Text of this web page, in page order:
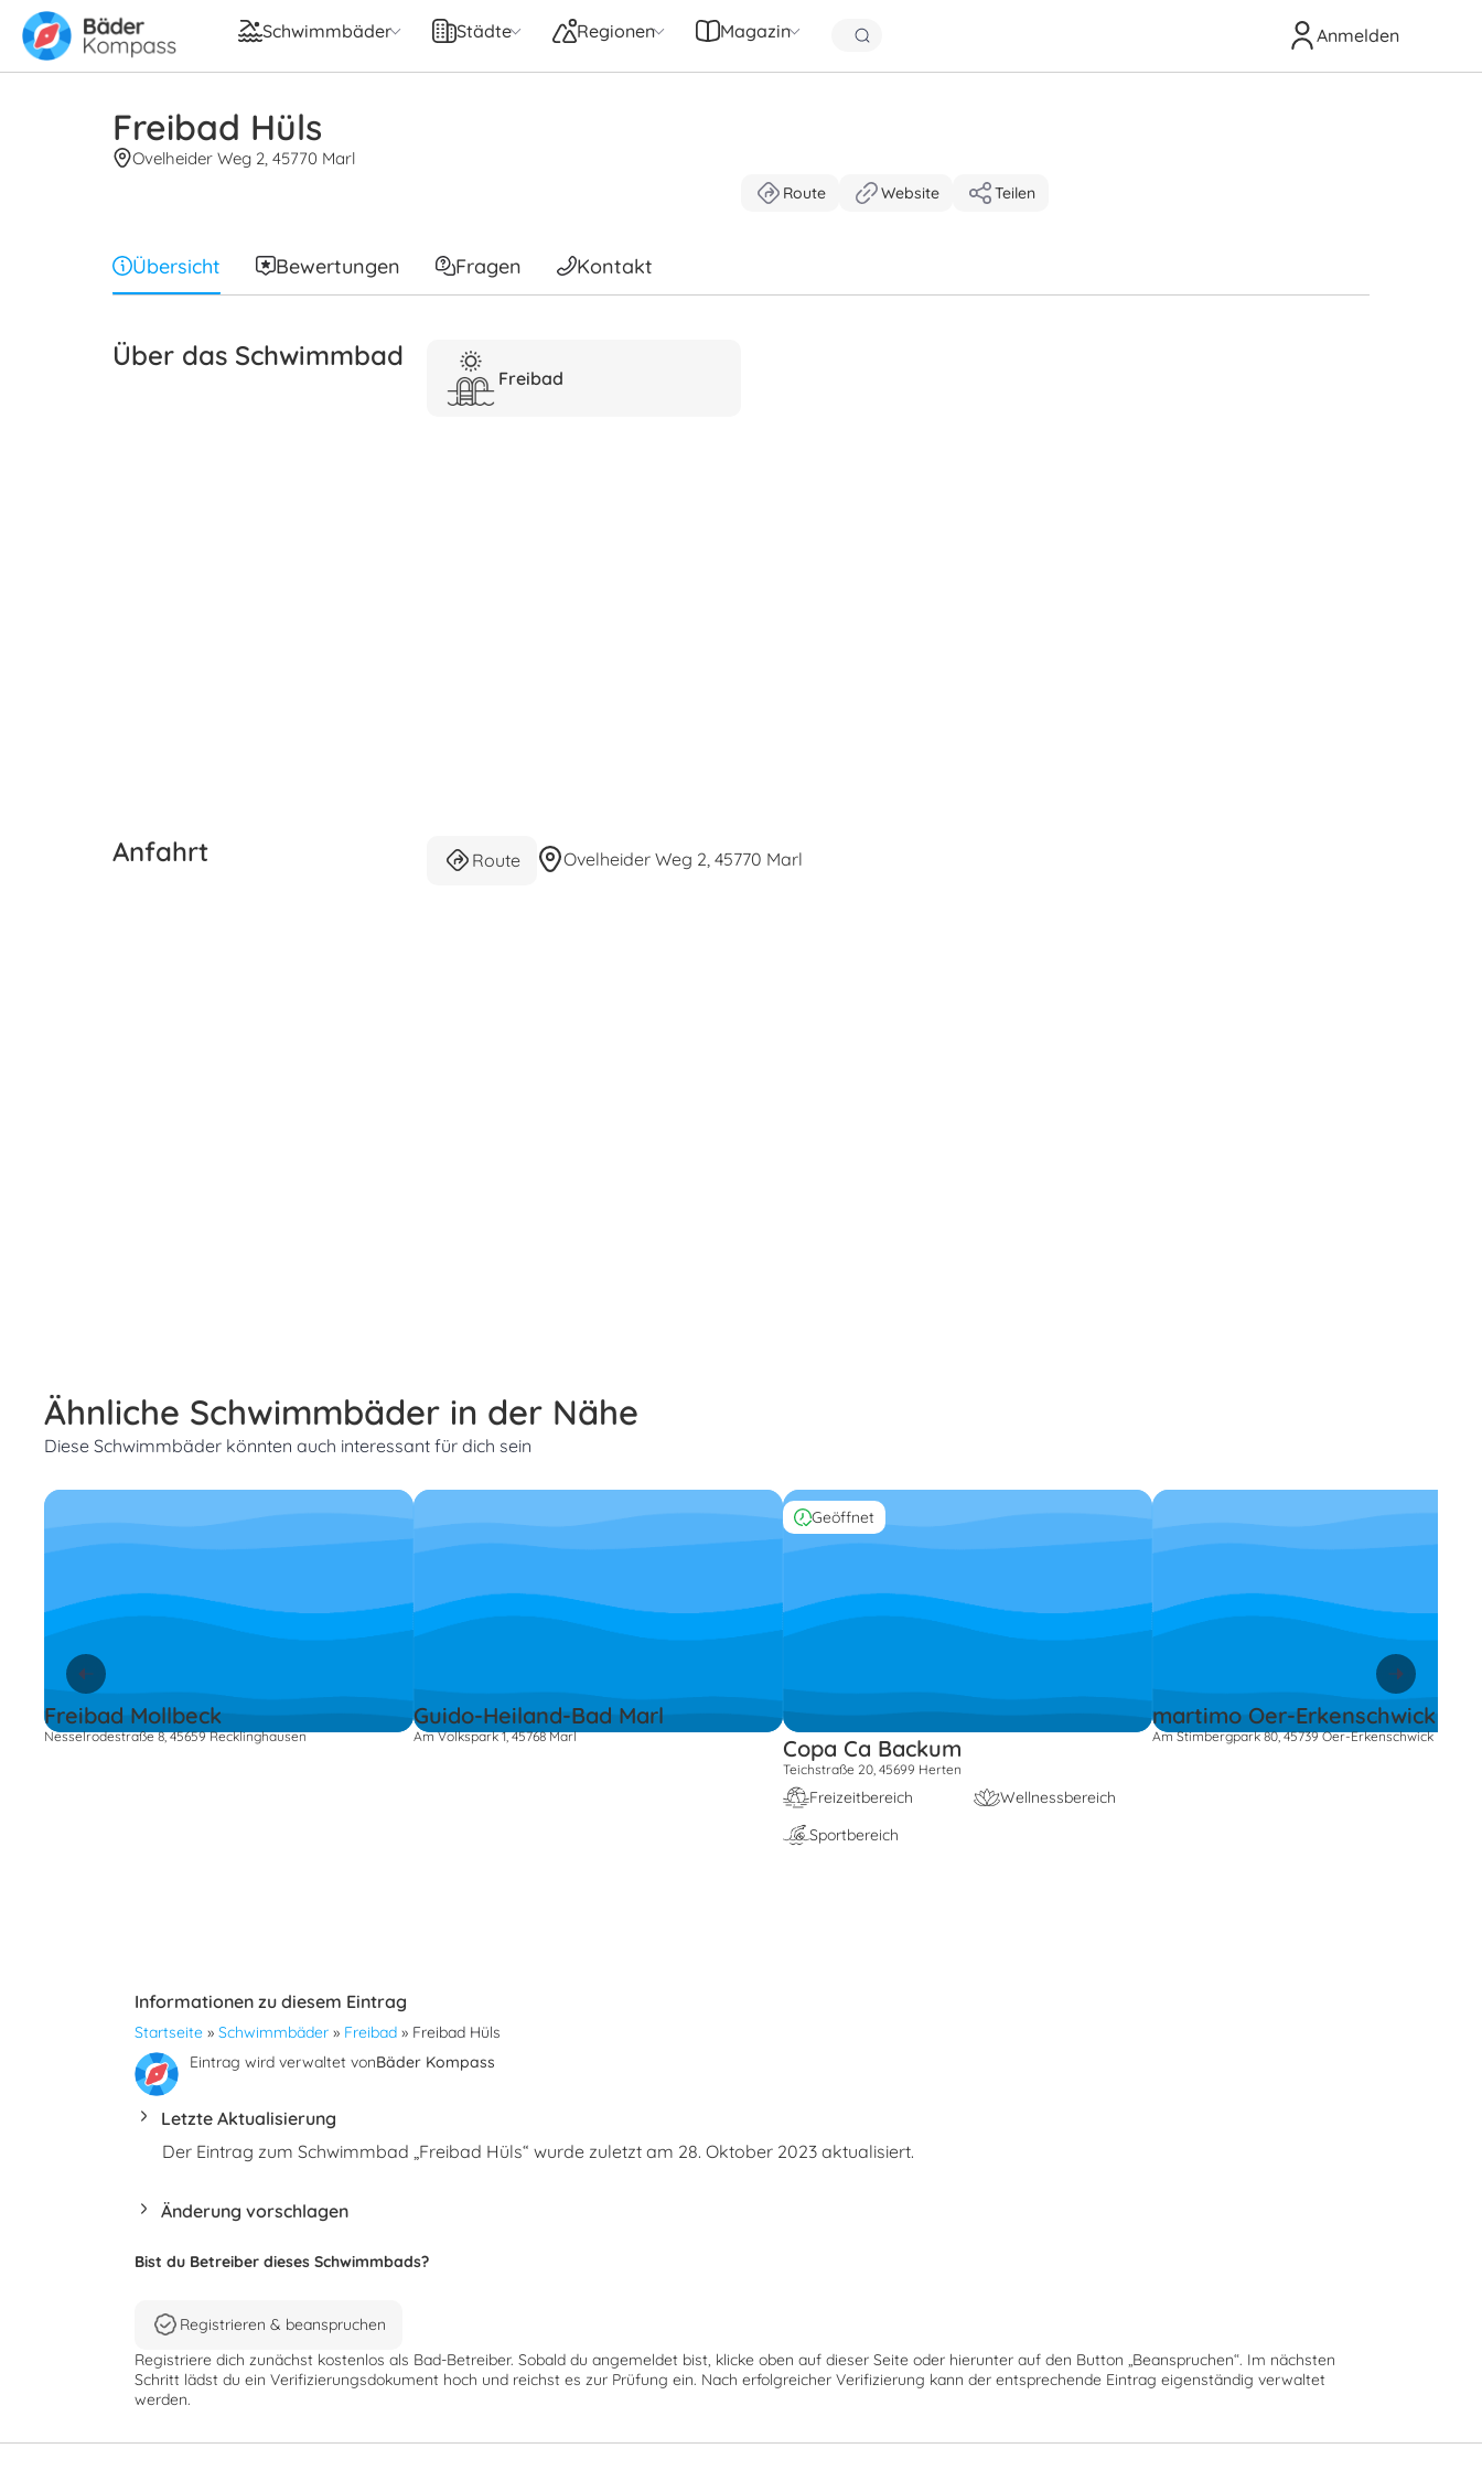
Schwimmbäder Städte Regionen Magazin Anmelden
Freibad Hüls
Ovelheider Weg 2, 45770 Marl
Route Website Teilen
Übersicht Bewertungen Fragen Kontakt
Über das Schwimmbad
Freibad
Anfahrt Route Ovelheider Weg 2, 45770 Marl
Ähnliche Schwimmbäder in der Nähe
Diese Schwimmbäder könnten auch interessant für dich sein
Freibad Mollbeck
Nesselrodestraße 8, 45659 Recklinghausen
Guido-Heiland-Bad Marl
Am Volkspark 1, 45768 Marl
Geöffnet
Copa Ca Backum
Teichstraße 20, 45699 Herten
Freizeitbereich
Wellnessbereich
Sportbereich
martimo Oer-Erkenschwick
Am Stimbergpark 80, 45739 Oer-Erkenschwick
Informationen zu diesem Eintrag
Startseite » Schwimmbäder » Freibad » Freibad Hüls
Eintrag wird verwaltet vonBäder Kompass
Letzte Aktualisierung
Der Eintrag zum Schwimmbad „Freibad Hüls“ wurde zuletzt am 28. Oktober 2023 aktualisiert.
Änderung vorschlagen
Bist du Betreiber dieses Schwimmbads?
Registrieren & beanspruchen
Registriere dich zunächst kostenlos als Bad-Betreiber. Sobald du angemeldet bist, klicke oben auf dieser Seite oder hierunter auf den Button „Beanspruchen“. Im nächsten
Schritt lädst du ein Verifizierungsdokument hoch und reichst es zur Prüfung ein. Nach erfolgreicher Verifizierung kann der entsprechende Eintrag eigenständig verwaltet
werden.